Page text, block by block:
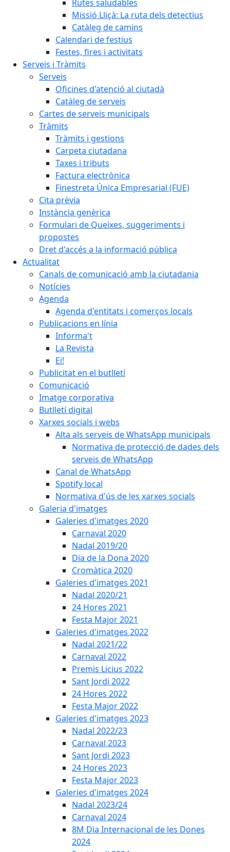
Rutes saludables
Missió Lliçà: La ruta dels detectius
Catàleg de camins
Calendari de festius
Festes, fires i activitats
Serveis i Tràmits
Serveis
Oficines d'atenció al ciutadà
Catàleg de serveis
Cartes de serveis municipals
Tràmits
Tràmits i gestions
Carpeta ciutadana
Taxes i tributs
Factura electrònica
Finestreta Única Empresarial (FUE)
Cita prèvia
Instància genèrica
Formulari de Queixes, suggeriments i
propostes
Dret d'accés a la informació pública
Actualitat
Canals de comunicació amb la ciutadania
Notícies
Agenda
Agenda d'entitats i comerços locals
Publicacions en línia
Informa't
La Revista
Ei!
Publicitat en el butlletí
Comunicació
Imatge corporativa
Butlletí digital
Xarxes socials i webs
Alta als serveis de WhatsApp municipals
Normativa de protecció de dades dels
serveis de WhatsApp
Canal de WhatsApp
Spotify local
Normativa d'ús de les xarxes socials
Galeria d'imatges
Galeries d'imatges 2020
Carnaval 2020
Nadal 2019/20
Dia de la Dona 2020
Cromàtica 2020
Galeries d'imatges 2021
Nadal 2020/21
24 Hores 2021
Festa Major 2021
Galeries d'imatges 2022
Nadal 2021/22
Carnaval 2022
Premis Licius 2022
Sant Jordi 2022
24 Hores 2022
Festa Major 2022
Galeries d'imatges 2023
Nadal 2022/23
Carnaval 2023
Sant Jordi 2023
24 Hores 2023
Festa Major 2023
Galeries d'imatges 2024
Nadal 2023/24
Carnaval 2024
8M Dia Internacional de les Dones
2024